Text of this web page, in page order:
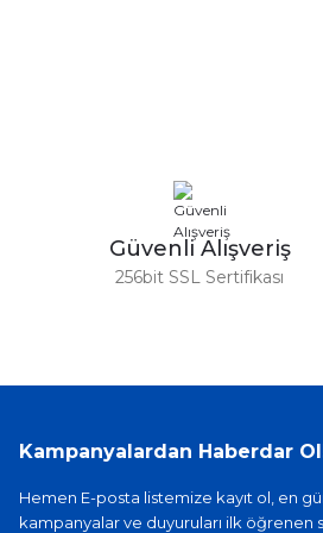
Ürün fiyatı diğer sitelerden daha
Bu ürüne benzer farklı alternatifler
Güvenli Alışveriş
256bit SSL Sertifikası
Kampanyalardan Haberdar
Hemen E-posta listemize kayıt ol, en
kampanyalar ve duyuruları ilk öğrenen